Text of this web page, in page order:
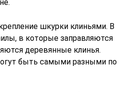
шкурки клиньями. В
в которые заправляются
деревянные клинья.
быть самыми разными по